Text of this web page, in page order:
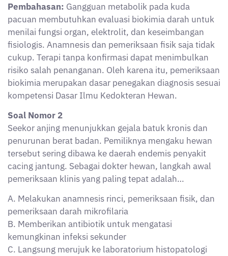
Pembahasan: Gangguan metabolik pada kuda
pacuan membutuhkan evaluasi biokimia darah untuk
menilai fungsi organ, elektrolit, dan keseimbangan
fisiologis. Anamnesis dan pemeriksaan fisik saja tidak
cukup. Terapi tanpa konfirmasi dapat menimbulkan
risiko salah penanganan. Oleh karena itu, pemeriksaan
biokimia merupakan dasar penegakan diagnosis sesuai
kompetensi Dasar Ilmu Kedokteran Hewan.
Soal Nomor 2
Seekor anjing menunjukkan gejala batuk kronis dan
penurunan berat badan. Pemiliknya mengaku hewan
tersebut sering dibawa ke daerah endemis penyakit
cacing jantung. Sebagai dokter hewan, langkah awal
pemeriksaan klinis yang paling tepat adalah…
A. Melakukan anamnesis rinci, pemeriksaan fisik, dan
pemeriksaan darah mikrofilaria
B. Memberikan antibiotik untuk mengatasi
kemungkinan infeksi sekunder
C. Langsung merujuk ke laboratorium histopatologi